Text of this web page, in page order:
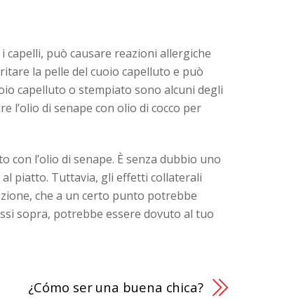
capelli, può causare reazioni allergiche
la pelle del cuoio capelluto e può
capelluto o stempiato sono alcuni degli
l’olio di senape con olio di cocco per
l’olio di senape. È senza dubbio uno
piatto. Tuttavia, gli effetti collaterali
che a un certo punto potrebbe
sopra, potrebbe essere dovuto al tuo
¿Cómo ser una buena chica?